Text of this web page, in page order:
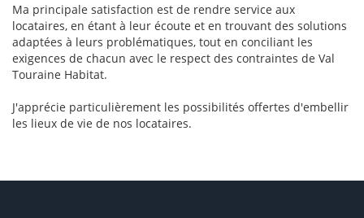
Ma principale satisfaction est de rendre service aux
locataires, en étant à leur écoute et en trouvant des solutions
adaptées à leurs problématiques, tout en conciliant les
exigences de chacun avec le respect des contraintes de Val
Touraine Habitat.
J'apprécie particulièrement les possibilités offertes d'embellir
les lieux de vie de nos locataires.